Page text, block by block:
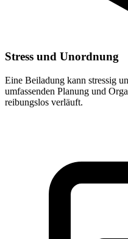
Stress und Unordnung
Eine Beiladung kann stressig
umfassenden Planung und
reibungslos verläuft.